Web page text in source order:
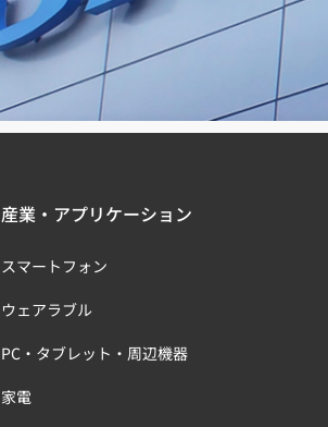
産業・アプリケーション
スマートフォン
ウェアラブル
PC・タブレット・周辺機器
家電